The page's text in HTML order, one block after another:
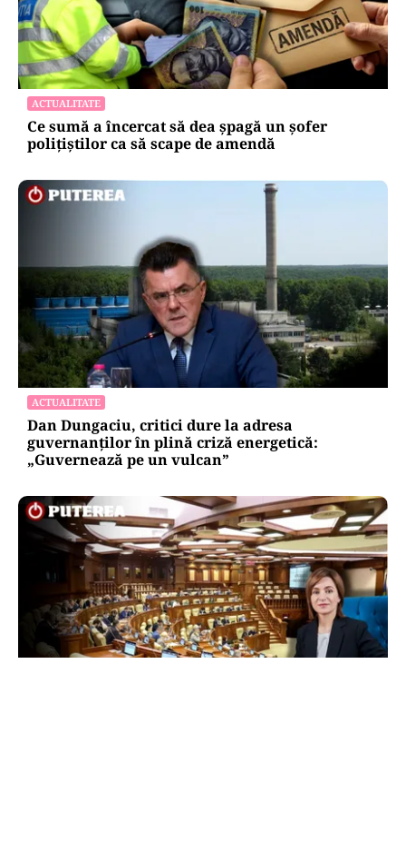
ACTUALITATE
Ce sumă a încercat să dea șpagă un șofer
polițiștilor ca să scape de amendă
ACTUALITATE
Dan Dungaciu, critici dure la adresa
guvernanților în plină criză energetică:
„Guvernează pe un vulcan”